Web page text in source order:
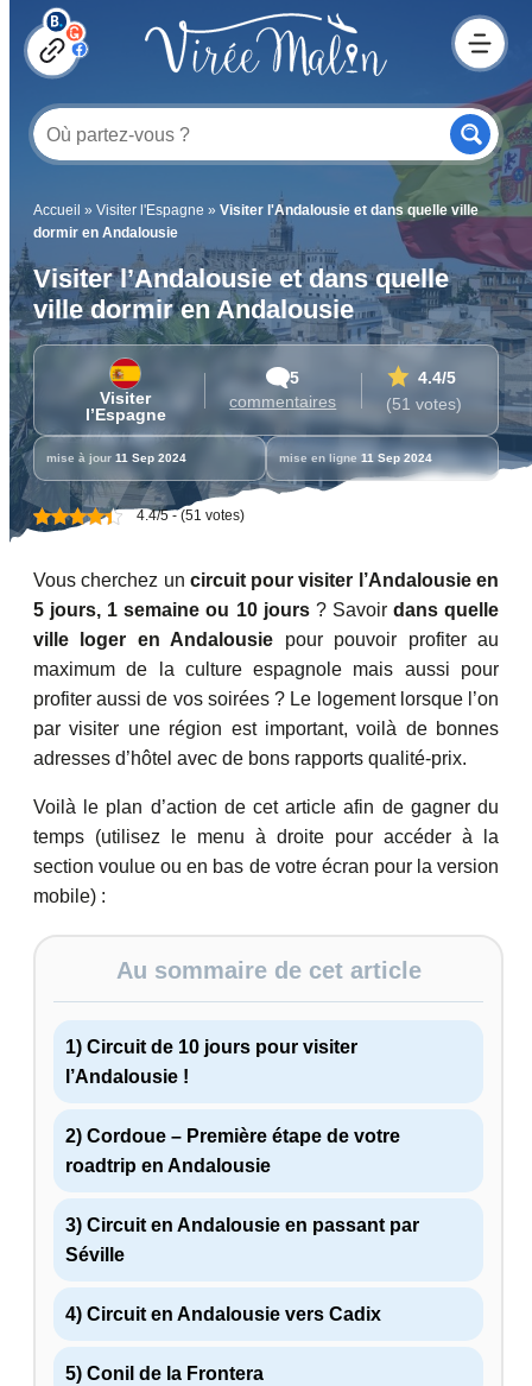
Accueil » Visiter l'Espagne » Visiter l'Andalousie et dans quelle ville
dormir en Andalousie
Visiter l’Andalousie et dans quelle
ville dormir en Andalousie
Visiter
l’Espagne
5
commentaires
4.4/5
(51 votes)
mise à jour 11 Sep 2024 mise en ligne 11 Sep 2024
4.4/5 - (51 votes)
Vous cherchez un circuit pour visiter l’Andalousie en
5 jours, 1 semaine ou 10 jours? Savoir dans quelle
ville loger en Andalousie pour pouvoir profiter au
maximum de la culture espagnole mais aussi pour
profiter aussi de vos soirées ? Le logement lorsque l’on
par visiter une région est important, voilà de bonnes
adresses d’hôtel avec de bons rapports qualité-prix.
Voilà le plan d’action de cet article afin de gagner du
temps (utilisez le menu à droite pour accéder à la
section voulue ou en bas de votre écran pour la version
mobile) :
Au sommaire de cet article
1) Circuit de 10 jours pour visiter
l’Andalousie !
2) Cordoue – Première étape de votre
roadtrip en Andalousie
3) Circuit en Andalousie en passant par
Séville
4) Circuit en Andalousie vers Cadix
5) Conil de la Frontera